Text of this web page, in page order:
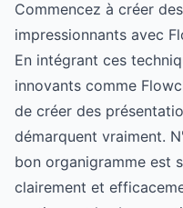
Commencez à créer
impressionnants avec
En intégrant ces
innovants comme
de créer des
démarquent vraiment.
bon organigramme est
clairement et